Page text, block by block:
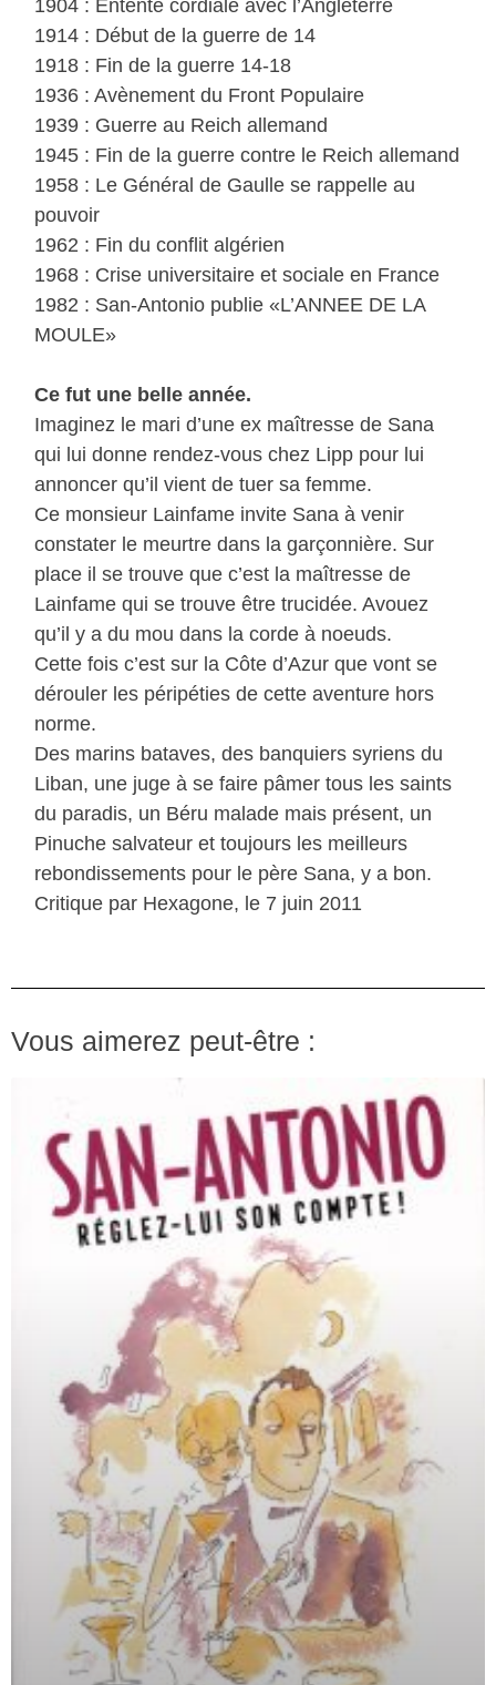
1904 : Entente cordiale avec l’Angleterre
1914 : Début de la guerre de 14
1918 : Fin de la guerre 14-18
1936 : Avènement du Front Populaire
1939 : Guerre au Reich allemand
1945 : Fin de la guerre contre le Reich allemand
1958 : Le Général de Gaulle se rappelle au
pouvoir
1962 : Fin du conflit algérien
1968 : Crise universitaire et sociale en France
1982 : San-Antonio publie «L’ANNEE DE LA
MOULE»
Ce fut une belle année.
Imaginez le mari d’une ex maîtresse de Sana
qui lui donne rendez-vous chez Lipp pour lui
annoncer qu’il vient de tuer sa femme.
Ce monsieur Lainfame invite Sana à venir
constater le meurtre dans la garçonnière. Sur
place il se trouve que c’est la maîtresse de
Lainfame qui se trouve être trucidée. Avouez
qu’il y a du mou dans la corde à noeuds.
Cette fois c’est sur la Côte d’Azur que vont se
dérouler les péripéties de cette aventure hors
norme.
Des marins bataves, des banquiers syriens du
Liban, une juge à se faire pâmer tous les saints
du paradis, un Béru malade mais présent, un
Pinuche salvateur et toujours les meilleurs
rebondissements pour le père Sana, y a bon.
Critique par Hexagone, le 7 juin 2011
Vous aimerez peut-être :